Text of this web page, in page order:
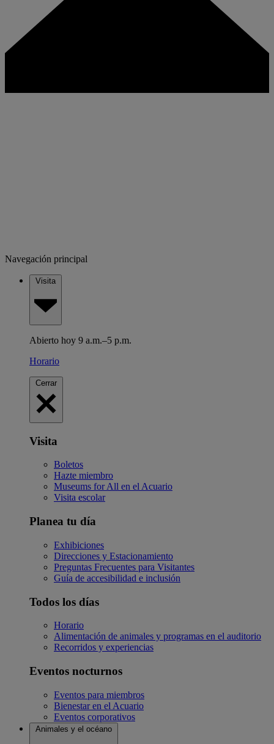
Navegación principal
Visita
Abierto hoy 9 a.m.–5 p.m.
Horario
Cerrar
Visita
Boletos
Hazte miembro
Museums for All en el Acuario
Visita escolar
Planea tu día
Exhibiciones
Direcciones y Estacionamiento
Preguntas Frecuentes para Visitantes
Guía de accesibilidad e inclusión
Todos los días
Horario
Alimentación de animales y programas en el auditorio
Recorridos y experiencias
Eventos nocturnos
Eventos para miembros
Bienestar en el Acuario
Eventos corporativos
Animales y el océano